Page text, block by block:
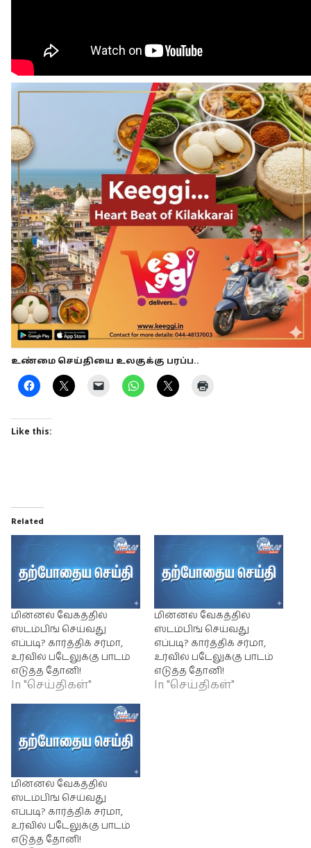
உண்மை செய்தியை உலகுக்கு பரப்ப..
Like this:
Related
மின்னல் வேகத்தில்
ஸ்டம்பிங் செய்வது
எப்படி? கார்த்திக் சர்மா,
உர்வில் படேலுக்கு பாடம்
எடுத்த தோனி!
In "செய்திகள்"
மின்னல் வேகத்தில்
ஸ்டம்பிங் செய்வது
எப்படி? கார்த்திக் சர்மா,
உர்வில் படேலுக்கு பாடம்
எடுத்த தோனி!
In "செய்திகள்"
மின்னல் வேகத்தில்
ஸ்டம்பிங் செய்வது
எப்படி? கார்த்திக் சர்மா,
உர்வில் படேலுக்கு பாடம்
எடுத்த தோனி!